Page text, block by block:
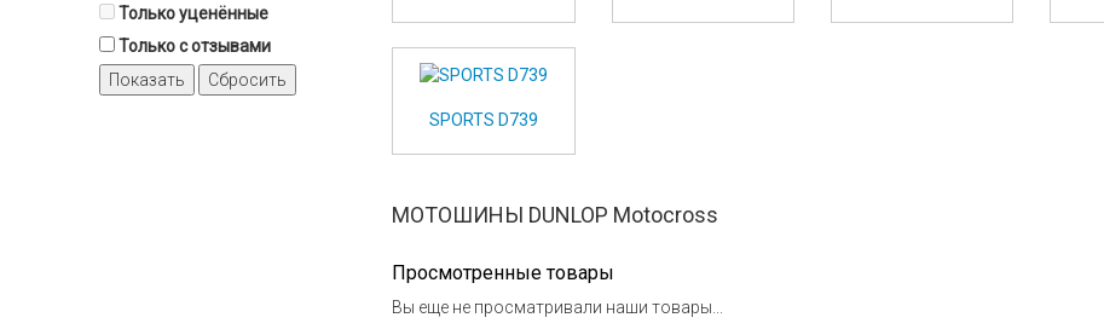
Только уценённые
Только с отзывами
Показать
Сбросить
SPORTS D739
МОТОШИНЫ DUNLOP Motocross
Просмотренные товары
Вы еще не просматривали наши товары...